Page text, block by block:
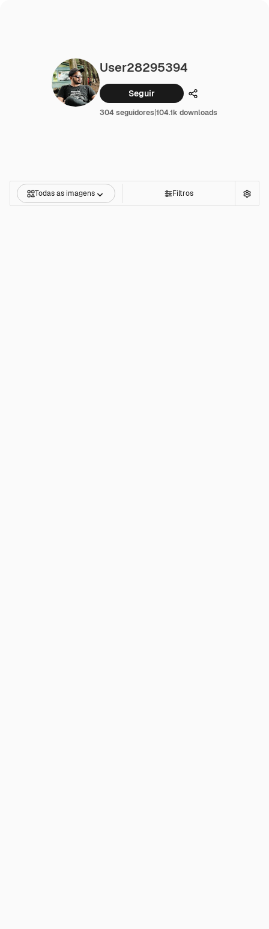
User28295394
Seguir Compartilhar
304 seguidores|104.1k downloads
Todas as imagens Filtros